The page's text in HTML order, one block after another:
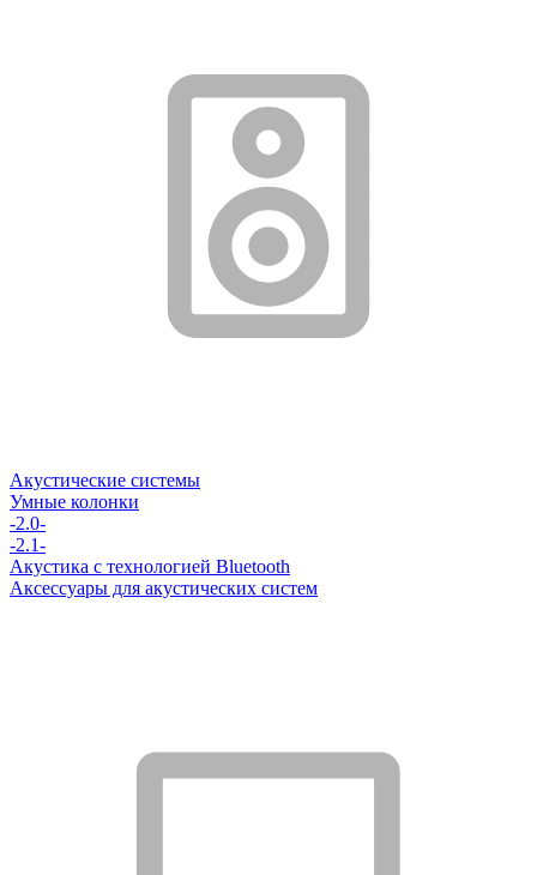
Акустические системы
Умные колонки
-2.0-
-2.1-
Акустика с технологией Bluetooth
Аксессуары для акустических систем